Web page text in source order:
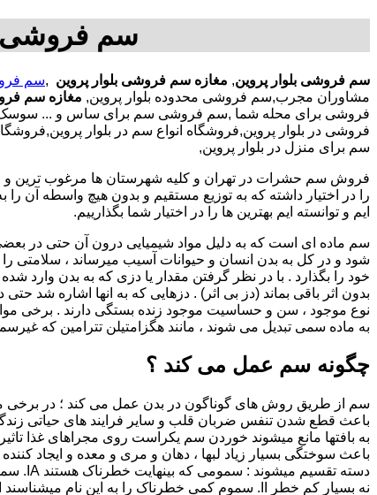
سم فروشی
سم فروشی بلوار پروین, مغازه سم فروشی بلوار پروین ,سم
مشاوران مجرب,سم فروشی محدوده بلوار پروین, مغازه سم
فروشی برای محله شما ,سم فروشی سم برای ساس و ...
فروشی در بلوار پروین,فروشگاه انواع سم در بلوار
سم برای منزل در بلوار پروین,
فروش سم حشرات در تهران و کلیه شهرستان ها مرغوب ترین و
ایم و توانسته ایم بهترین ها را در اختیار شما بگذارییم.
سم ماده ای است که به دلیل مواد شیمیایی درون آن حتی در
شود و در کل به بدن انسان و حیوانات آسیب میرساند ، سلامتی
خود را بگذارد . با در نظر گرفتن مقدار یا دزی که به بدن وارد
بدون اثر باقی بماند (دز بی اثر) . دزهایی که به انها اشاره شد
نوع موجود ، سن و حساسیت موجود زنده بستگی دارند . برخی
به ماده سمی تبدیل می شوند ، مانند هگزامتیلن تترامین که
چگونه سم عمل می کند ؟
سم از طریق روش های گوناگون در بدن عمل می کند ؛ در برخی
باعث قطع شدن تنفس ضربان قلب و سایر فرایند های حیاتی
به بافتها مانع میشوند خوردن سم یکراست روی مجراهای غذا